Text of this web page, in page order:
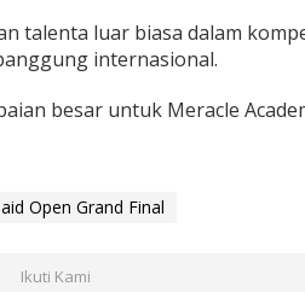
talenta luar biasa dalam
internasional.
besar untuk Meracle
Open Grand Final
Ikuti Kami